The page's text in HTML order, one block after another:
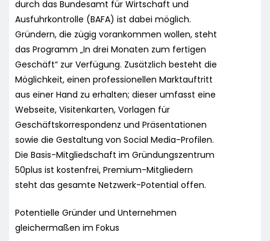
durch das Bundesamt für Wirtschaft und
Ausfuhrkontrolle (BAFA) ist dabei möglich.
Gründern, die zügig vorankommen wollen, steht
das Programm „In drei Monaten zum fertigen
Geschäft“ zur Verfügung. Zusätzlich besteht die
Möglichkeit, einen professionellen Marktauftritt
aus einer Hand zu erhalten; dieser umfasst eine
Webseite, Visitenkarten, Vorlagen für
Geschäftskorrespondenz und Präsentationen
sowie die Gestaltung von Social Media-Profilen.
Die Basis-Mitgliedschaft im Gründungszentrum
50plus ist kostenfrei, Premium-Mitgliedern
steht das gesamte Netzwerk-Potential offen.
Potentielle Gründer und Unternehmen
gleichermaßen im Fokus